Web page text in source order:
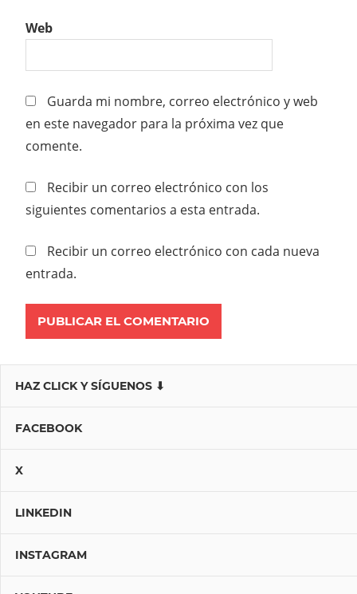
Web
Guarda mi nombre, correo electrónico y web
en este navegador para la próxima vez que
comente.
Recibir un correo electrónico con los
siguientes comentarios a esta entrada.
Recibir un correo electrónico con cada nueva
entrada.
HAZ CLICK Y SÍGUENOS ⬇
FACEBOOK
X
LINKEDIN
INSTAGRAM